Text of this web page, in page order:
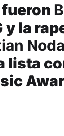
y la
lista